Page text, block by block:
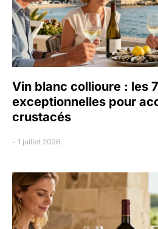
Vin blanc collioure : les
exceptionnelles pour
crustacés
1 juillet 2026